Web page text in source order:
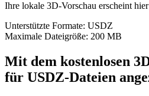
Ihre lokale 3D-Vorschau erscheint
Unterstützte Formate: USDZ
Maximale Dateigröße: 200 MB
Mit dem kostenlosen
für USDZ-Dateien